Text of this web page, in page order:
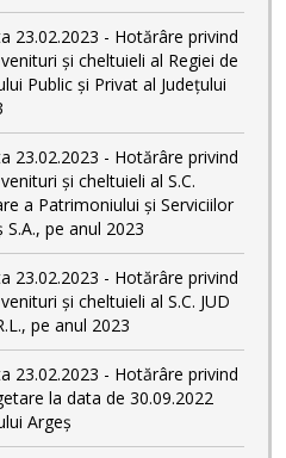
23.02.2023 - Hotărâre privind
și cheltuieli al Regiei de
Public și Privat al Județului
23.02.2023 - Hotărâre privind
și cheltuieli al S.C.
a Patrimoniului și Serviciilor
pe anul 2023
23.02.2023 - Hotărâre privind
și cheltuieli al S.C. JUD
pe anul 2023
23.02.2023 - Hotărâre privind
la data de 30.09.2022
Argeș